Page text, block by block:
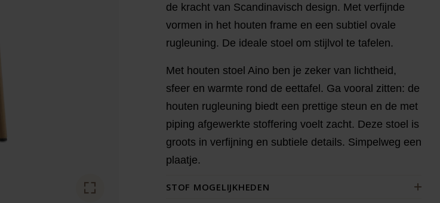
de kracht van Scandinavisch design. Met verfijnde
vormen in het houten frame en een subtiel ovale
rugleuning. De ideale stoel om stijlvol te tafelen.
Met houten stoel Aino ben je zeker van lichtheid,
sfeer en warmte rond de eettafel. Ga vooral zitten: de
houten rugleuning biedt een prettige steun en de met
piping afgewerkte stoffering voelt zacht. Deze stoel is
groots in verfijning en subtiele details. Simpelweg een
plaatje.
STOF MOGELIJKHEDEN